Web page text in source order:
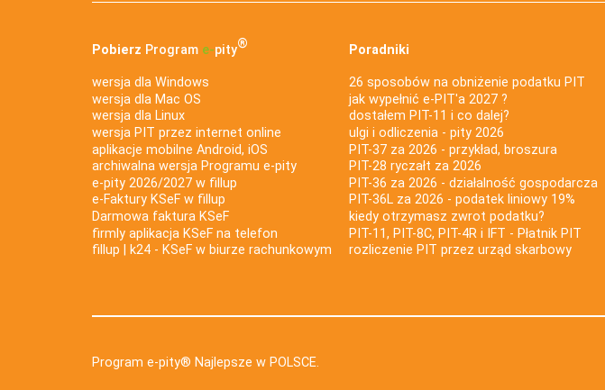
Pobierz Program e‑pity®
wersja dla Windows
wersja dla Mac OS
wersja dla Linux
wersja PIT przez internet online
aplikacje mobilne Android, iOS
archiwalna wersja Programu e-pity
e-pity 2026/2027 w fillup
e‑Faktury KSeF w fillup
Darmowa faktura KSeF
firmly aplikacja KSeF na telefon
fillup | k24 - KSeF w biurze rachunkowym
Poradniki
26 sposobów na obniżenie podatku PIT
jak wypełnić e-PIT'a 2027 ?
dostałem PIT-11 i co dalej?
ulgi i odliczenia - pity 2026
PIT-37 za 2026 - przykład, broszura
PIT-28 ryczałt za 2026
PIT-36 za 2026 - działalność gospodarcza
PIT-36L za 2026 - podatek liniowy 19%
kiedy otrzymasz zwrot podatku?
PIT-11, PIT-8C, PIT-4R i IFT - Płatnik PIT
rozliczenie PIT przez urząd skarbowy
Program e-pity® Najlepsze w POLSCE.